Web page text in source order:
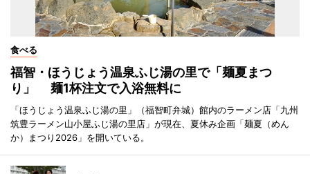
食べる
福智・ほうじょう温泉ふじ湯の里で「麺夏まつ
り」 麺1杯注文で入浴無料に
「ほうじょう温泉ふじ湯の里」（福智町弁城）館内のラーメン店「九州
筑豊ラーメン山小屋ふじ湯の里店」が現在、夏休み企画「麺夏（めん
か）まつり2026」を開いている。